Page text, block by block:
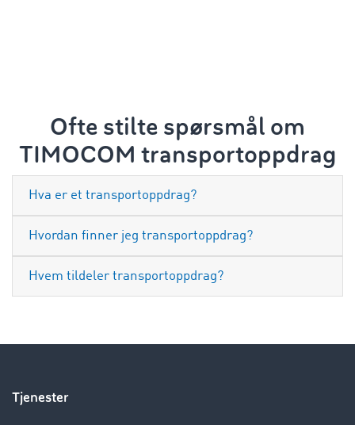
Ofte stilte spørsmål om
TIMOCOM transportoppdrag
Hva er et transportoppdrag?
Hvordan finner jeg transportoppdrag?
Hvem tildeler transportoppdrag?
Tjenester